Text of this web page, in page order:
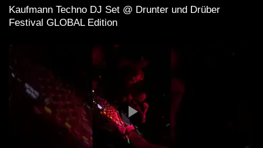
Kaufmann Techno DJ Set @ Drunter und Drüber
Festival GLOBAL Edition